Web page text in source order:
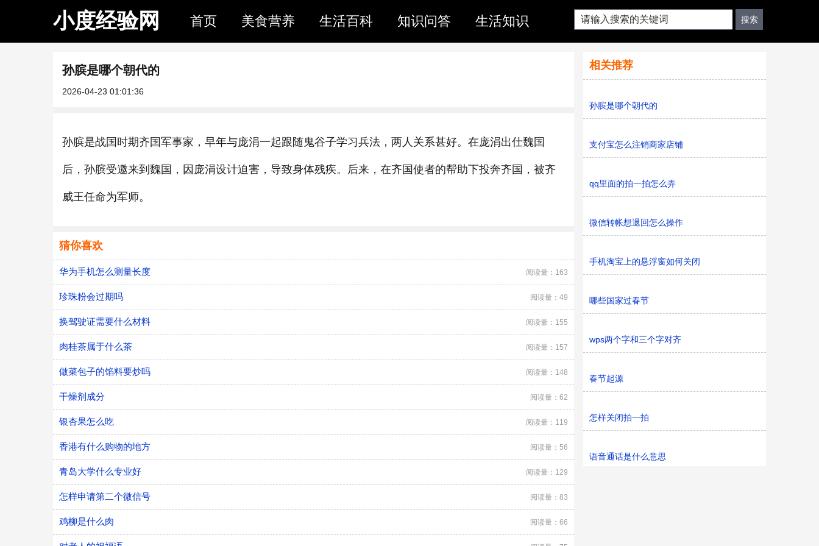
小度经验网 首页 美食营养 生活百科 知识问答 生活知识
孙膑是哪个朝代的
2026-04-23 01:01:36
孙膑是战国时期齐国军事家，早年与庞涓一起跟随鬼谷子学习兵法，两人关系甚好。在庞涓出仕魏国
后，孙膑受邀来到魏国，因庞涓设计迫害，导致身体残疾。后来，在齐国使者的帮助下投奔齐国，被齐
威王任命为军师。
猜你喜欢
华为手机怎么测量长度 阅读量：163
珍珠粉会过期吗 阅读量：49
换驾驶证需要什么材料 阅读量：155
肉桂茶属于什么茶 阅读量：157
做菜包子的馅料要炒吗 阅读量：148
干燥剂成分 阅读量：62
银杏果怎么吃 阅读量：119
香港有什么购物的地方 阅读量：56
青岛大学什么专业好 阅读量：129
怎样申请第二个微信号 阅读量：83
鸡柳是什么肉 阅读量：66
相关推荐
孙膑是哪个朝代的
支付宝怎么注销商家店铺
qq里面的拍一拍怎么弄
微信转帐想退回怎么操作
手机淘宝上的悬浮窗如何关闭
哪些国家过春节
wps两个字和三个字对齐
春节起源
怎样关闭拍一拍
语音通话是什么意思